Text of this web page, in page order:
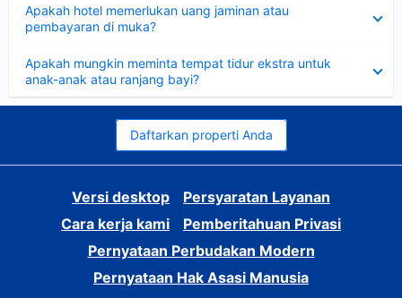
Apakah hotel memerlukan uang jaminan atau
pembayaran di muka?
Apakah mungkin meminta tempat tidur ekstra untuk
anak-anak atau ranjang bayi?
Daftarkan properti Anda
Versi desktop
Persyaratan Layanan
Cara kerja kami
Pemberitahuan Privasi
Pernyataan Perbudakan Modern
Pernyataan Hak Asasi Manusia